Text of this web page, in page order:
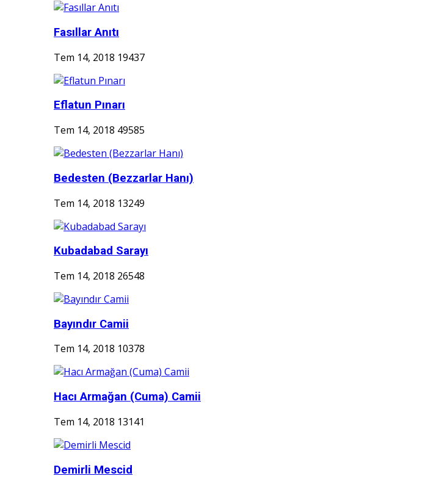
Fasıllar Anıtı
Tem 14, 2018 19437
Eflatun Pınarı
Tem 14, 2018 49585
Bedesten (Bezzarlar Hanı)
Tem 14, 2018 13249
Kubadabad Sarayı
Tem 14, 2018 26548
Bayındır Camii
Tem 14, 2018 10378
Hacı Armağan (Cuma) Camii
Tem 14, 2018 13141
Demirli Mescid